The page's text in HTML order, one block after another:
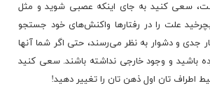
سعی کنید به جای اینکه عصبی شوید و مثل
علت را در رفتارها واکنش‌های خود جستجو
جدی و دشوار به نظر می‌رسند، حتی اگر شما آنها
باشید و وجود خارجی نداشته باشند. سعی کنید
اطراف تان اول ذهن تان را تغییر دهید!